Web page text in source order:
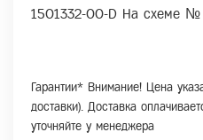
1501332-00-D На схеме №
Гарантии* Внимание! Цена
доставки). Доставка
уточняйте у менеджера